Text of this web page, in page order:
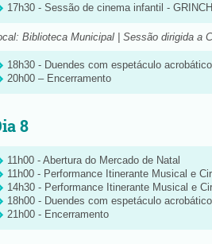
17h30 - Sessão de cinema infantil - GRINCH
Biblioteca Municipal | Sessão dirigida a
18h30 - Duendes com espetáculo acrobático
20h00 – Encerramento
8
11h00 - Abertura do Mercado de Natal
11h00 - Performance Itinerante Musical e
14h30 - Performance Itinerante Musical e
18h00 - Duendes com espetáculo acrobático
21h00 - Encerramento